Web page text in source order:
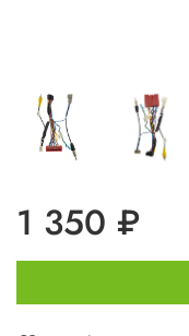
1 350 ₽